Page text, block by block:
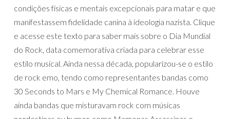
condições físicas e mentais excepcionais para matar e que
manifestassem fidelidade canina à ideologia nazista. Clique
e acesse este texto para saber mais sobre o Dia Mundial
do Rock, data comemorativa criada para celebrar esse
estilo musical. Ainda nessa década, popularizou-se o estilo
de rock emo, tendo como representantes bandas como
30 Seconds to Mars e My Chemical Romance. Houve
ainda bandas que misturavam rock com músicas